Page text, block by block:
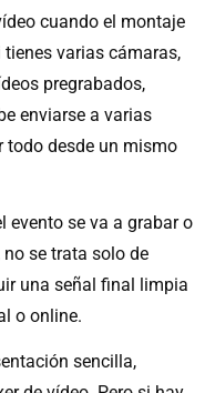
cuando el montaje
varias cámaras,
pregrabados,
enviarse a varias
todo desde un mismo
evento se va a grabar o
se trata solo de
una señal final limpia
o online.
sencilla,